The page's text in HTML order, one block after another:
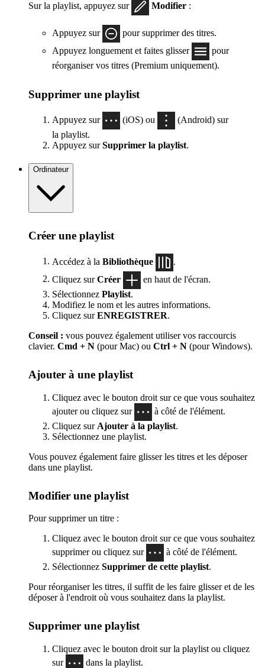
Sur la playlist, appuyez sur Modifier :
Appuyez sur
pour supprimer des titres.
Appuyez longuement et faites glisser
pour
réorganiser vos titres (Premium uniquement).
Supprimer une playlist
Appuyez sur (iOS) ou
(Android) sur
la playlist.
Appuyez surSupprimer la playlist.
Ordinateur
Créer une playlist
Accédez à la Bibliothèque
.
Cliquez surCréer
en haut de l'écran.
Sélectionnez Playlist.
Modifiez le nom et les autres informations.
Cliquez surENREGISTRER.
Conseil : vous pouvez également utiliser vos raccourcis
clavier. Cmd + N (pour Mac) ou Ctrl + N (pour Windows).
Ajouter à une playlist
Cliquez avec le bouton droit sur ce que vous souhaitez
ajouter ou cliquez sur
à côté de l'élément.
Cliquez sur Ajouter à la playlist.
Sélectionnez une playlist.
Vous pouvez également faire glisser les titres et les déposer
dans une playlist.
Modifier une playlist
Pour supprimer un titre :
Cliquez avec le bouton droit sur ce que vous souhaitez
supprimer ou cliquez sur
à côté de l'élément.
Sélectionnez Supprimer de cette playlist.
Pour réorganiser les titres, il suffit de les faire glisser et de les
déposer à l'endroit où vous souhaitez dans la playlist.
Supprimer une playlist
Cliquez avec le bouton droit sur la playlist ou cliquez
sur
dans la playlist.